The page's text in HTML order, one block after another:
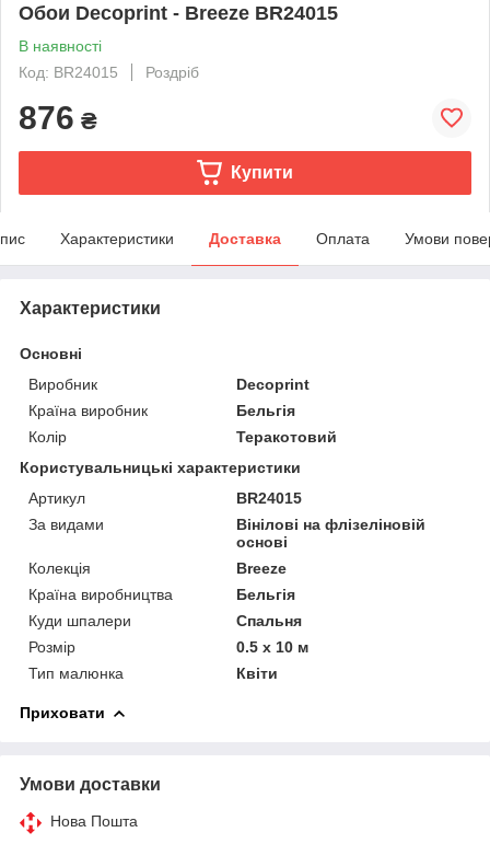
Обои Decoprint - Breeze BR24015
В наявності
Код: BR24015
Роздріб
876 ₴
Купити
Характеристики Доставка Оплата Умови
Характеристики
Основні
Виробник
Decoprint
Країна виробник
Бельгія
Колір
Теракотовий
Користувальницькі характеристики
Артикул
BR24015
За видами
Вінілові на флізеліновій
основі
Колекція
Breeze
Країна виробництва
Бельгія
Куди шпалери
Спальня
Розмір
0.5 x 10 м
Тип малюнка
Квіти
Приховати
Умови доставки
Нова Пошта